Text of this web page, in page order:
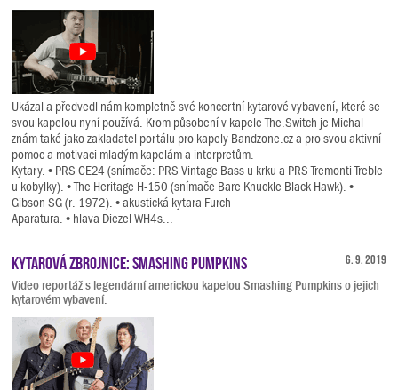
Ukázal a předvedl nám kompletně své koncertní kytarové vybavení, které se
svou kapelou nyní používá. Krom působení v kapele The.Switch je Michal
znám také jako zakladatel portálu pro kapely Bandzone.cz a pro svou aktivní
pomoc a motivaci mladým kapelám a interpretům.
Kytary. • PRS CE24 (snímače: PRS Vintage Bass u krku a PRS Tremonti Treble
u kobylky). • The Heritage H-150 (snímače Bare Knuckle Black Hawk). •
Gibson SG (r. 1972). • akustická kytara Furch
Aparatura. • hlava Diezel WH4s...
6. 9. 2019
Kytarová zbrojnice: Smashing Pumpkins
Video reportáž s legendární americkou kapelou Smashing Pumpkins o jejich
kytarovém vybavení.